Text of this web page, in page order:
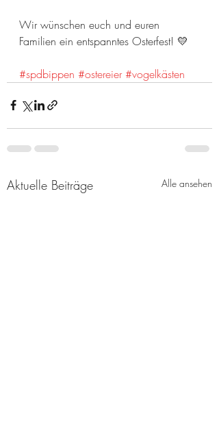
Wir wünschen euch und euren
Familien ein entspanntes Osterfest! 💛
#spdbippen #ostereier #vogelkästen
Aktuelle Beiträge Alle ansehen